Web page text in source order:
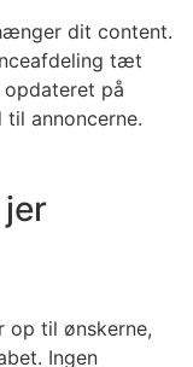
dit content.
tæt
opdateret på
annoncerne.
op til ønskerne,
Ingen